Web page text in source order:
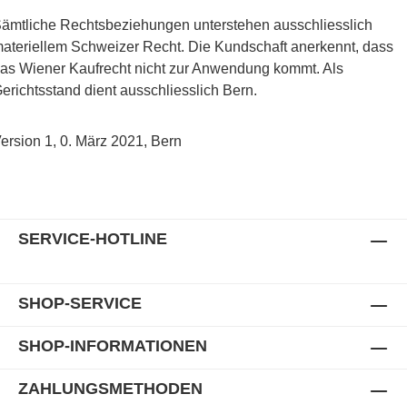
Rechtsbeziehungen unterstehen ausschliesslich
Schweizer Recht. Die Kundschaft anerkennt, dass
Wiener Kaufrecht nicht zur Anwendung kommt. Als
dient ausschliesslich Bern.
1, 0. März 2021, Bern
SERVICE-HOTLINE
SHOP-SERVICE
SHOP-INFORMATIONEN
ZAHLUNGSMETHODEN